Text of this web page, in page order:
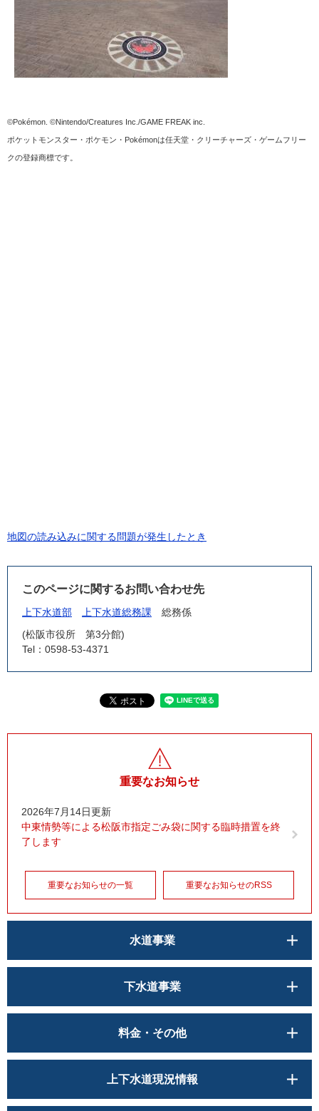
©Pokémon. ©Nintendo/Creatures Inc./GAME FREAK inc.
ポケットモンスター・ポケモン・Pokémonは任天堂・クリーチャーズ・ゲームフリー
クの登録商標です。
地図の読み込みに関する問題が発生したとき
このページに関するお問い合わせ先
上下水道部 上下水道総務課
総務係
(松阪市役所 第3分館)
Tel：0598-53-4371
重要なお知らせ
2026年7月14日更新
中東情勢等による松阪市指定ごみ袋に関する臨時措置を終
了します
重要なお知らせの一覧 重要なお知らせのRSS
水道事業
下水道事業
料金・その他
上下水道現況情報